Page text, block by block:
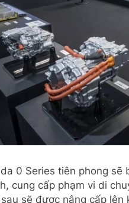
0 Series tiên phong
cung cấp phạm vi di
sẽ được nâng cấp